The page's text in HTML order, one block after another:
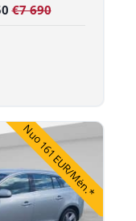
€7 690
Nuo 161 EUR/Mėn.*